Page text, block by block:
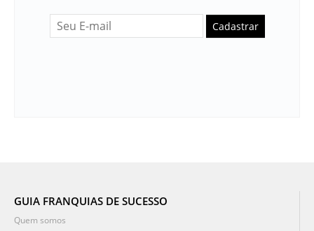
Cadastrar
GUIA FRANQUIAS DE SUCESSO
Quem somos